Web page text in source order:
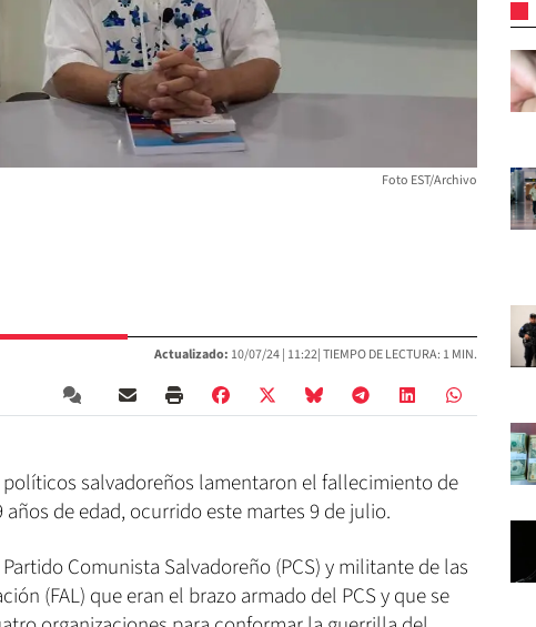
Foto EST/Archivo
Actualizado: 10/07/24 | 11:22| TIEMPO DE LECTURA: 1 MIN.
salvadoreños lamentaron el fallecimiento de
de edad, ocurrido este martes 9 de julio.
Comunista Salvadoreño (PCS) y militante de las
(FAL) que eran el brazo armado del PCS y que se